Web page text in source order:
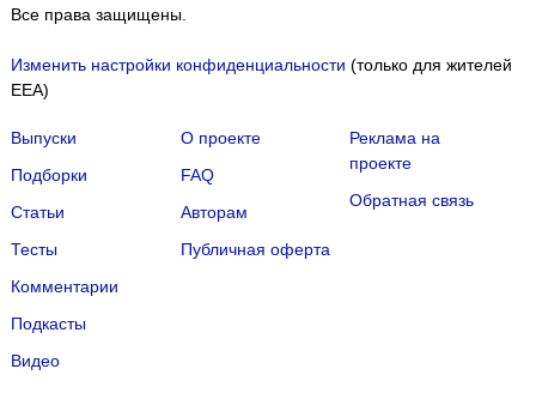
Все права защищены.
Изменить настройки конфиденциальности (только для жителей
EEA)
Выпуски
Подборки
Статьи
Тесты
Комментарии
Подкасты
Видео
О проекте
FAQ
Авторам
Публичная оферта
Реклама на
проекте
Обратная связь